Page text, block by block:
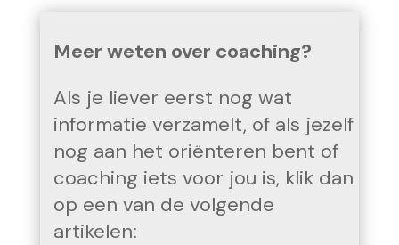
Meer weten over coaching?
Als je liever eerst nog wat
informatie verzamelt, of als jezelf
nog aan het oriënteren bent of
coaching iets voor jou is, klik dan
op een van de volgende
artikelen: